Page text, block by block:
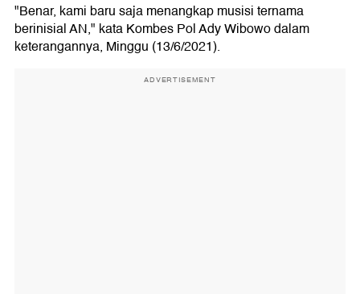
"Benar, kami baru saja menangkap musisi ternama
berinisial AN," kata Kombes Pol Ady Wibowo dalam
keterangannya, Minggu (13/6/2021).
ADVERTISEMENT